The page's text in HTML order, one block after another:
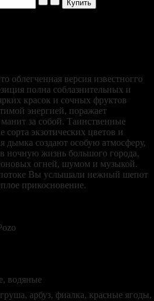
облегченная версия известногго
полна соблазнительных и
красок и сочных фруктов
энергией, поражает
за собой. Таинственные
сорта экзотических цветов и
дымка создают особую атмосферу,
ночную жизнь большого города,
огней, шумом и музыкой.
Вы услышали нежный шепот
прикосновение.
водяные
арбуз, фиалка, красные ягоды,